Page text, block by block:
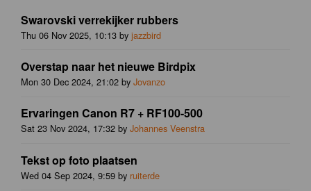
Swarovski verrekijker rubbers
Thu 06 Nov 2025, 10:13 by jazzbird
Overstap naar het nieuwe Birdpix
Mon 30 Dec 2024, 21:02 by Jovanzo
Ervaringen Canon R7 + RF100-500
Sat 23 Nov 2024, 17:32 by Johannes Veenstra
Tekst op foto plaatsen
Wed 04 Sep 2024, 9:59 by ruiterde